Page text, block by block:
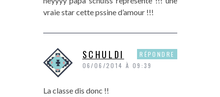
vraie star cette pssine d’amour !!!
SCHULDI
06/06/2014 À 09:39
La classe dis donc !!
RÉPONDRE